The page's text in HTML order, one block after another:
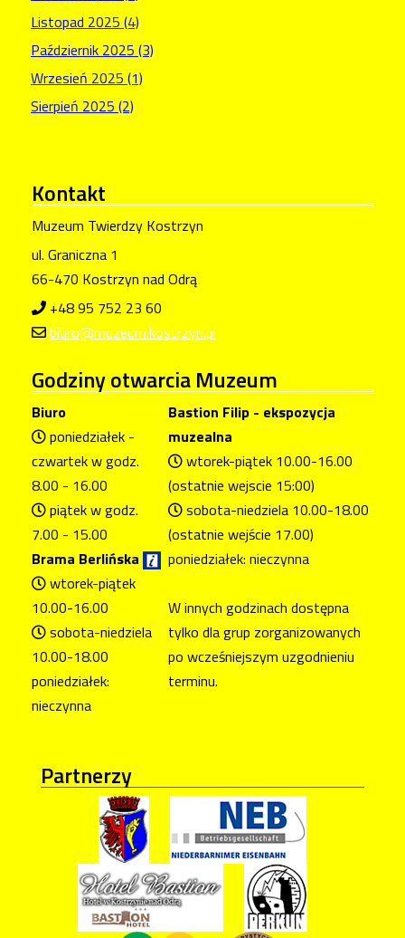
Listopad 2025 (4)
Październik 2025 (3)
Wrzesień 2025 (1)
Sierpień 2025 (2)
Kontakt
Muzeum Twierdzy Kostrzyn
ul. Graniczna 1
66-470 Kostrzyn nad Odrą
+48 95 752 23 60
biuro@muzeum.kostrzyn.pl
Godzinyotwarcia Muzeum
Biuro
poniedziałek -
czwartek w godz.
8.00 - 16.00
piątek w godz.
7.00 - 15.00
Brama Berlińska
wtorek-piątek
10.00-16.00
sobota-niedziela
10.00-18.00
poniedziałek:
nieczynna
Bastion Filip - ekspozycja
muzealna
wtorek-piątek 10.00-16.00
(ostatnie wejscie 15:00)
sobota-niedziela 10.00-18.00
(ostatnie wejście 17.00)
poniedziałek: nieczynna
W innych godzinach dostępna
tylko dla grup zorganizowanych
po wcześniejszym uzgodnieniu
terminu.
Partnerzy